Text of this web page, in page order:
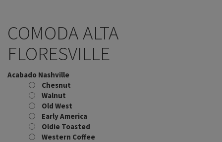
COMODA ALTA
FLORESVILLE
Acabado Nashville
Chesnut
Walnut
Old West
Early America
Oldie Toasted
Western Coffee